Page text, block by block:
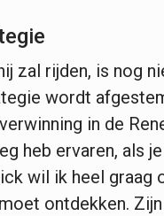
zal rijden, is nog
wordt
in de
heb ervaren, als
wil ik heel graag
ontdekken.